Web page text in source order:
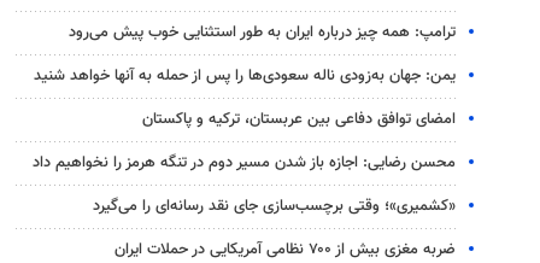
ترامپ: همه چیز درباره ایران به طور استثنایی خوب پیش می‌رود
یمن: جهان به‌زودی ناله سعودی‌ها را پس از حمله به آنها خواهد شنید
امضای توافق دفاعی بین عربستان، ترکیه و پاکستان
محسن رضایی: اجازه باز شدن مسیر دوم در تنگه هرمز را نخواهیم داد
«کشمیری»؛ وقتی برچسب‌سازی جای نقد رسانه‌ای را می‌گیرد
ضربه مغزی بیش از ۷۰۰ نظامی آمریکایی در حملات ایران